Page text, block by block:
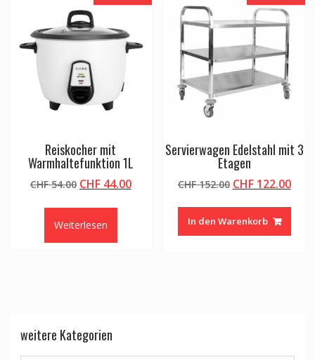
Reiskocher mit
Warmhaltefunktion 1L
CHF54.00 Ursprünglicher
CHF 54.00
CHF44.00Aktueller
Weiterlesen
Servierwagen Edelstahl mit 3
Etagen
CHF152.00 Ursprünglicher
war:
CHF 152.00
CHF122.00
In den Warenkorb
weitere Kategorien